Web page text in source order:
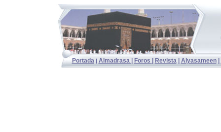
Portada | Almadrasa Foros Revista Alyasameen|